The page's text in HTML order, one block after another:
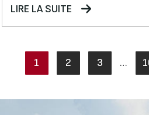
LIRE LA SUITE
1 2 3 …